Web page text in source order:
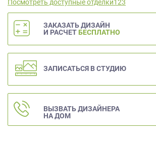
Посмотреть доступные отделки123
ЗАКАЗАТЬ ДИЗАЙН
И РАСЧЕТ БЕСПЛАТНО
ЗАПИСАТЬСЯ В СТУДИЮ
ВЫЗВАТЬ ДИЗАЙНЕРА
НА ДОМ